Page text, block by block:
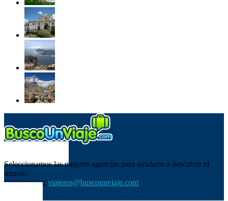
Seleccionamos las mejores agencias para ayudarte a descubrir el
mundo.
Contáctanos: viajeros@buscounviaje.com